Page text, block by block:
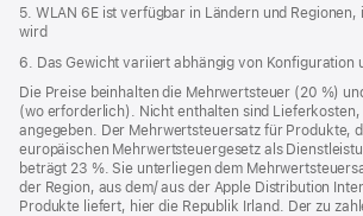
5. WLAN 6E ist verfügbar in Ländern und
wird
6. Das Gewicht variiert abhängig von Konfiguration
Die Preise beinhalten die Mehrwertsteuer (20 %)
(wo erforderlich). Nicht enthalten sind
angegeben. Der Mehrwertsteuersatz für Produkte,
europäischen Mehrwertsteuergesetz als
beträgt 23 %. Sie unterliegen dem
der Region, aus dem/ aus der Apple Distribution
Produkte liefert, hier die Republik Irland. Der zu